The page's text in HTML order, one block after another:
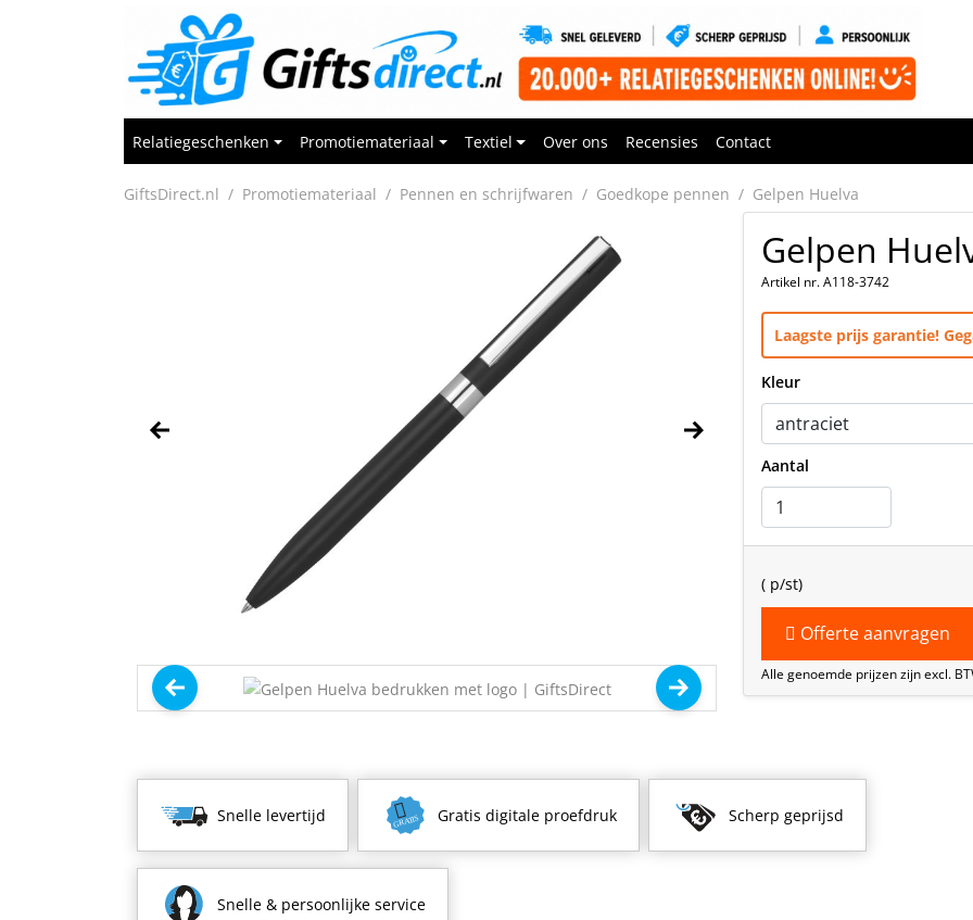
Relatiegeschenken
Promotiemateriaal Textiel Over ons Recensies Contact
GiftsDirect.nl Promotiemateriaal Pennen en schrijfwaren Goedkope pennen Gelpen Huelva
Gelpen
Artikel nr. A118-3742
Laagste prijs garantie!
Kleur
Aantal
( p/st)
Offerte aanvragen
Alle genoemde prijzen zijn excl.
Snelle levertijd Gratis digitale proefdruk Scherp geprijsd
Snelle & persoonlijke service